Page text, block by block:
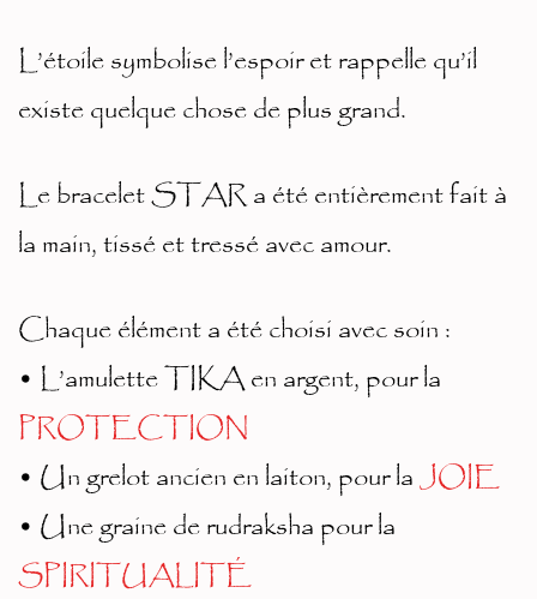
L’étoile symbolise l’espoir et rappelle qu’il
existe quelque chose de plus grand.
Le bracelet STAR a été entièrement fait à
la main, tissé et tressé avec amour.
Chaque élément a été choisi avec soin :
• L’amulette TIKA en argent, pour la
PROTECTION
• Un grelot ancien en laiton, pour laJOIE
• Une graine de rudraksha pour la
SPIRITUALITÉ